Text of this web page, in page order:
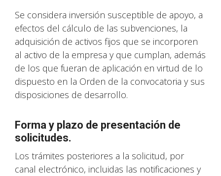
Se considera inversión susceptible de apoyo, a
efectos del cálculo de las subvenciones, la
adquisición de activos fijos que se incorporen
al activo de la empresa y que cumplan, además
de los que fueran de aplicación en virtud de lo
dispuesto en la Orden de la convocatoria y sus
disposiciones de desarrollo.
Forma y plazo de presentación de
solicitudes.
Los trámites posteriores a la solicitud, por
canal electrónico, incluidas las notificaciones y